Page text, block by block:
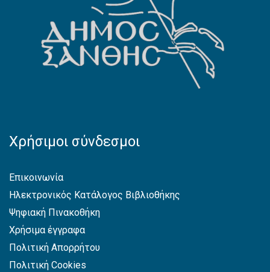
Χρήσιμοι σύνδεσμοι
Επικοινωνία
Ηλεκτρονικός Κατάλογος Βιβλιοθήκης
Ψηφιακή Πινακοθήκη
Χρήσιμα έγγραφα
Πολιτική Απορρήτου
Πολιτική Cookies